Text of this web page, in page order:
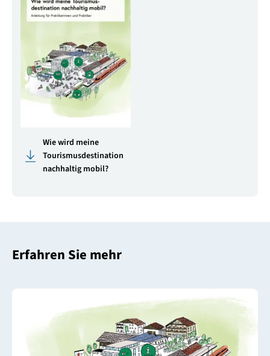
Wie wird meine
Tourismusdestination
nachhaltig mobil?
Erfahren Sie mehr